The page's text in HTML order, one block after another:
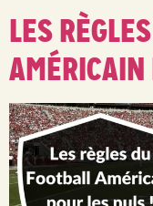
LES
AMÉRICAIN